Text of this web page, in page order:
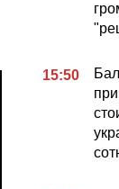
15:50